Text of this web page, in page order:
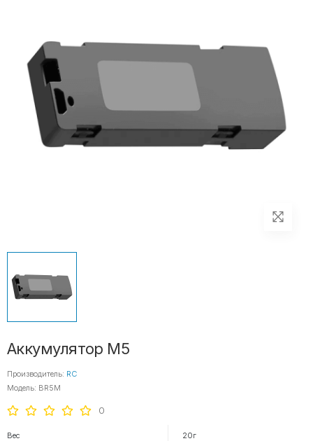
Аккумулятор M5
Производитель: RC
Модель: BR5M
0
Вес 20г